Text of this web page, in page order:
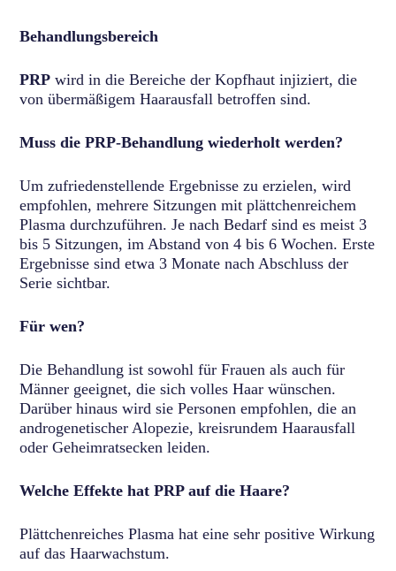
Behandlungsbereich
PRP wird in die Bereiche der Kopfhaut injiziert, die
von übermäßigem Haarausfall betroffen sind.
Muss die PRP-Behandlung wiederholt werden?
Um zufriedenstellende Ergebnisse zu erzielen, wird
empfohlen, mehrere Sitzungen mit plättchenreichem
Plasma durchzuführen. Je nach Bedarf sind es meist 3
bis 5 Sitzungen, im Abstand von 4 bis 6 Wochen. Erste
Ergebnisse sind etwa 3 Monate nach Abschluss der
Serie sichtbar.
Für wen?
Die Behandlung ist sowohl für Frauen als auch für
Männer geeignet, die sich volles Haar wünschen.
Darüber hinaus wird sie Personen empfohlen, die an
androgenetischer Alopezie, kreisrundem Haarausfall
oder Geheimratsecken leiden.
Welche Effekte hat PRP auf die Haare?
Plättchenreiches Plasma hat eine sehr positive Wirkung
auf das Haarwachstum.